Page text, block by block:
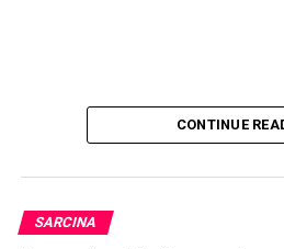
CONTINUE
SARCINA